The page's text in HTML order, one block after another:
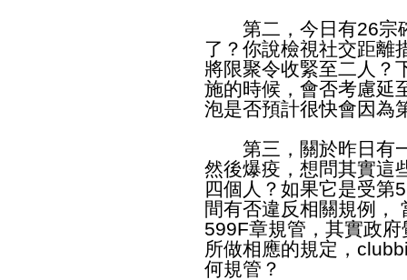
第二，今日有26宗
了？你說檢視社交距離
將限聚令收緊至二人？
施的時候，會否考慮延
泡是否預計很快會因為
第三，關於昨日有一
然後爆疫，想問其實這
四個人？如果它是受第
間有否違反相關規例，
599F章規管，其實政
所做相應的規定，
何規管？